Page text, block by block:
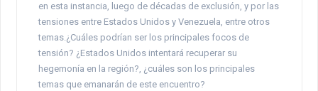
en esta instancia, luego de décadas de exclusión, y por las
tensiones entre Estados Unidos y Venezuela, entre otros
temas.¿Cuáles podrían ser los principales focos de
tensión? ¿Estados Unidos intentará recuperar su
hegemonía en la región?, ¿cuáles son los principales
temas que emanarán de este encuentro?